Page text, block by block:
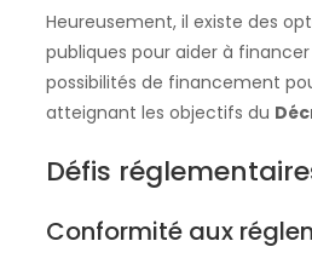
Heureusement, il existe des
publiques pour aider à
possibilités de financement
atteignant les objectifs du
Défis
Conformité aux